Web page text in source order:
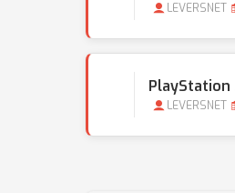
LEVERSNET
PlayStation
LEVERSNET